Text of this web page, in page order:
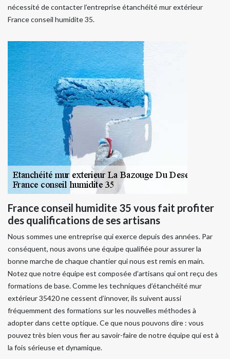
nécessité de contacter l’entreprise étanchéité mur extérieur
France conseil humidite 35.
France conseil humidite 35 vous fait profiter
des qualifications de ses artisans
Nous sommes une entreprise qui exerce depuis des années. Par
conséquent, nous avons une équipe qualifiée pour assurer la
bonne marche de chaque chantier qui nous est remis en main.
Notez que notre équipe est composée d’artisans qui ont reçu des
formations de base. Comme les techniques d’étanchéité mur
extérieur 35420 ne cessent d’innover, ils suivent aussi
fréquemment des formations sur les nouvelles méthodes à
adopter dans cette optique. Ce que nous pouvons dire : vous
pouvez très bien vous fier au savoir-faire de notre équipe qui est à
la fois sérieuse et dynamique.